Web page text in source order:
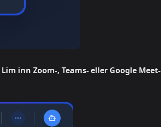
Lim inn Zoom-, Teams- eller Google Meet-